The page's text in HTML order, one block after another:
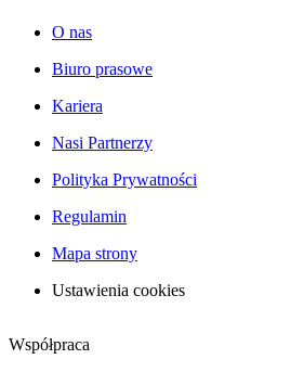
O nas
Biuro prasowe
Kariera
Nasi Partnerzy
Polityka Prywatności
Regulamin
Mapa strony
Ustawienia cookies
Współpraca